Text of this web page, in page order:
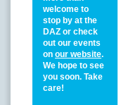
welcome to
stop by at the
DAZ or check
out our events
on our website.
We hope to see
you soon. Take
care!